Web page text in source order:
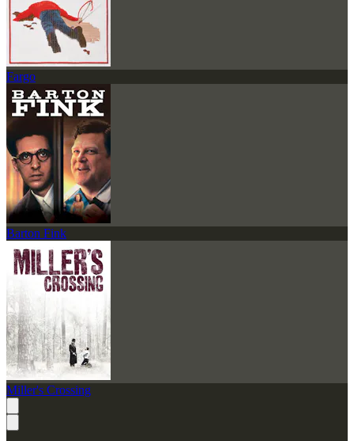
Fargo
Barton Fink
Miller's Crossing